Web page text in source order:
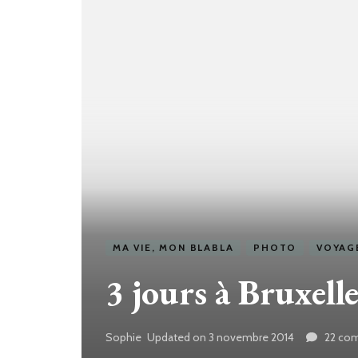
MA VIE, MON BLABLA PHOTO
3 jours à
Sophie Updated on 3 novembre 2014 22